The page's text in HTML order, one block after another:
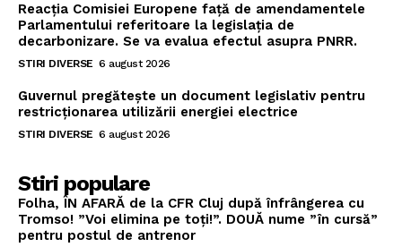
Reacția Comisiei Europene față de amendamentele
Parlamentului referitoare la legislația de
decarbonizare. Se va evalua efectul asupra PNRR.
STIRI DIVERSE 6 august 2026
Guvernul pregătește un document legislativ pentru
restricționarea utilizării energiei electrice
STIRI DIVERSE 6 august 2026
Stiri populare
Folha, ÎN AFARĂ de la CFR Cluj după înfrângerea cu
Tromso! ”Voi elimina pe toți!”. DOUĂ nume ”în cursă”
pentru postul de antrenor